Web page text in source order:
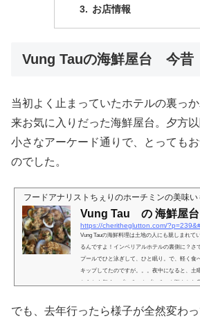
お店情報
Vung Tauの海鮮屋台 今昔
当初よく止まっていたホテルの裏っ
来お気に入りだった海鮮屋台。夕方
小さなアーケード通りで、とっても
のでした。
フードアナリストちぇりのホーチミンの美味い
Vung Tau の 海鮮屋台
Vung Tauの海鮮料理は土地の人にも親しまれて
るんですよ！インペリアルホテルの裏側に？さ
プールでひと泳ぎして、ひと眠り。で、軽く食
キップしてたのですが。。。夜中になると、土
からとも無く、ブンチャカブンチャカ賑やかな
ら明るく光る場所がある。一つはクラブと思し
でも、去年行ったら様子が全然変わっ